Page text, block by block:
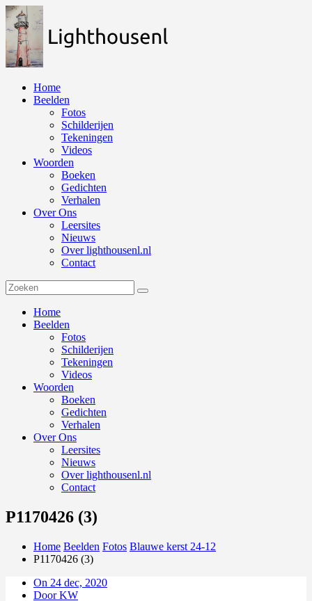
Naar
de
inhoud
springen
Home
Beelden
Fotos
Schilderijen
Tekeningen
Videos
Woorden
Boeken
Gedichten
Verhalen
Over Ons
Leersites
Nieuws
Over lighthousenl.nl
Contact
Home
Beelden
Fotos
Schilderijen
Tekeningen
Videos
Woorden
Boeken
Gedichten
Verhalen
Over Ons
Leersites
Nieuws
Over lighthousenl.nl
Contact
P1170426 (3)
Home Beelden Fotos Blauwe kerst 24-12
P1170426 (3)
On 24 dec, 2020
Door KW